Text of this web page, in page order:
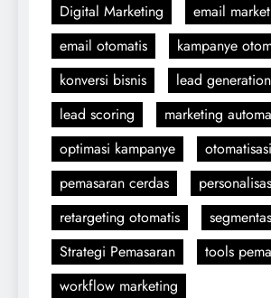
Digital Marketing
email
email otomatis
kampanye
konversi bisnis
lead generation
lead scoring
marketing
optimasi kampanye
pemasaran cerdas
retargeting otomatis
Strategi Pemasaran
tools
workflow marketing